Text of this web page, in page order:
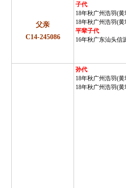
父亲
C14-245086
子代
18年秋广州浩羽(
18年秋广州浩羽(黄
平辈子代
16年秋广东汕头信
孙代
18年秋广州浩羽(
18年秋广州浩羽(黄